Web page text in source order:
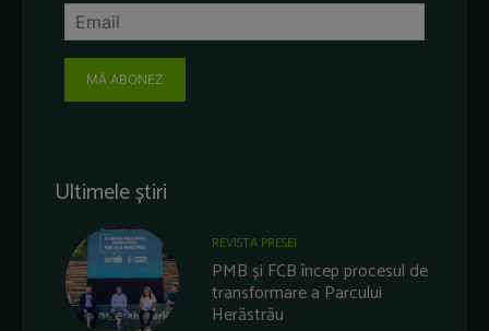
MĂ ABONEZ
Ultimele știri
REVISTA PRESEI
PMB și FCB încep procesul de
transformare a Parcului
Herăstrău